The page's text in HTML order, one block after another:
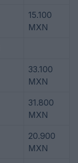
15.100
MXN
33.100
MXN
31.800
MXN
20.900
MXN